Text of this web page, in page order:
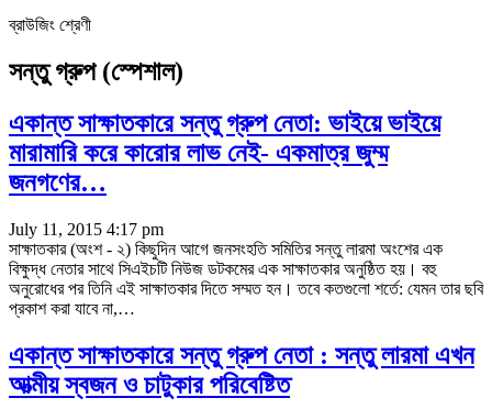
ব্রাউজিং শ্রেণী
সন্তু গ্রুপ (স্পেশাল)
একান্ত সাক্ষাতকারে সন্তু গ্রুপ নেতা: ভাইয়ে ভাইয়ে
মারামারি করে কারোর লাভ নেই- একমাত্র জুম্ম
জনগণের…
July 11, 2015 4:17 pm
সাক্ষাতকার (অংশ - ২) কিছুদিন আগে জনসংহতি সমিতির সন্তু লারমা অংশের এক
বিক্ষুদ্ধ নেতার সাথে সিএইচটি নিউজ ডটকমের এক সাক্ষাতকার অনুষ্ঠিত হয়। বহু
অনুরোধের পর তিনি এই সাক্ষাতকার দিতে সম্মত হন। তবে কতগুলো শর্তে: যেমন তার ছবি
প্রকাশ করা যাবে না,…
একান্ত সাক্ষাতকারে সন্তু গ্রুপ নেতা : সন্তু লারমা এখন
আত্মীয় স্বজন ও চাটুকার পরিবেষ্টিত